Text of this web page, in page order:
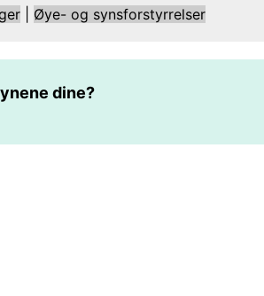
Øye- og synsforstyrrelser
dine?